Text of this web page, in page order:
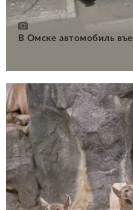
В Омске автомобиль